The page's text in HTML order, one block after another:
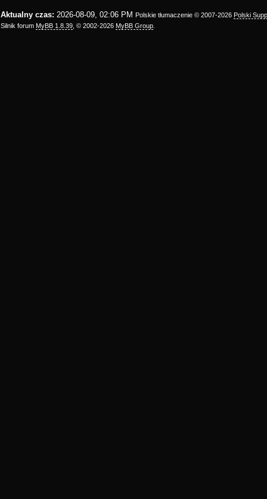
Aktualny czas: 2026-08-09, 02:06 PM Polskie tłumaczenie © 2007-2026 Polski
Silnik forum MyBB 1.8.39 , © 2002-2026 MyBB Group